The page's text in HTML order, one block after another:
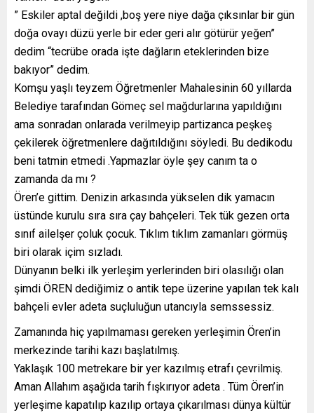
” Eskiler aptal değildi ,boş yere niye dağa çıksınlar bir gün
doğa ovayı düzü yerle bir eder geri alır götürür yeğen”
dedim “tecrübe orada işte dağların eteklerinden bize
bakıyor” dedim.
Komşu yaşlı teyzem Öğretmenler Mahalesinin 60 yıllarda
Belediye tarafından Gömeç sel mağdurlarına yapıldığını
ama sonradan onlarada verilmeyip partizanca peşkeş
çekilerek öğretmenlere dağıtıldığını söyledi. Bu dedikodu
beni tatmin etmedi .Yapmazlar öyle şey canım ta o
zamanda da mı ?
Ören’e gittim. Denizin arkasında yükselen dik yamacın
üstünde kurulu sıra sıra çay bahçeleri. Tek tük gezen orta
sınıf ailelşer çoluk çocuk. Tıklım tıklım zamanları görmüş
biri olarak içim sızladı.
Dünyanın belki ilk yerleşim yerlerinden biri olasılığı olan
şimdi ÖREN dediğimiz o antik tepe üzerine yapılan tek kalı
bahçeli evler adeta suçluluğun utancıyla semssessiz.
Zamanında hiç yapılmaması gereken yerleşimin Ören’in
merkezinde tarihi kazı başlatılmış.
Yaklaşık 100 metrekare bir yer kazılmış etrafı çevrilmiş.
Aman Allahım aşağıda tarih fışkırıyor adeta . Tüm Ören’in
yerleşime kapatılıp kazılıp ortaya çıkarılması dünya kültür